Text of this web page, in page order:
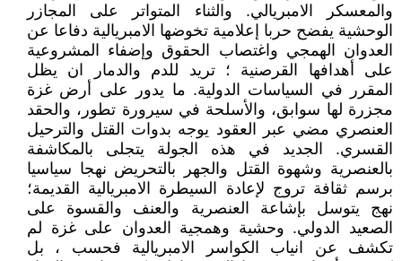
والمعسكر الامبريالي. والثناء المتواتر على المجازر
الوحشية يفضح حربا إعلامية تخوضها الامبريالية دفاعا عن
العدوان الهمجي واغتصاب الحقوق وإضفاء المشروعية
على أهدافها القرصنية ؛ تريد للدم والدمار ان يظل
المقرر في السياسات الدولية. ما يدور على أرض غزة
مجزرة لها سوابق، والأسلحة في سيرورة تطور، والحقد
العنصري مضي عبر العقود يوجه بدوات القتل والترحيل
القسري. الجديد في هذه الجولة يتجلى بالمكاشفة
بالعنصرية وشهوة القتل والجهر بالتحريض نهجا سياسيا
برسم ثقافة تروج لإعادة السيطرة الامبريالية القديمة؛
نهج يتوسل بإشاعة العنصرية والعنف والقسوة على
الصعيد الدولي. وحشية وهمجية العدوان على غزة لم
تكشف عن انياب الكواسر الامبريالية فحسب ، بل